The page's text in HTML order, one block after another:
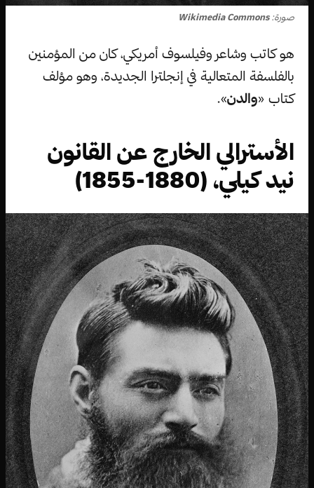
صورة:Wikimedia Commons
هو كاتب وشاعر وفيلسوف أمريكي، كان من المؤمنين
بالفلسفة المتعالية في إنجلترا الجديدة، وهو مؤلف
كتاب «والدن».
الأسترالي الخارج عن القانون
نيد كيلي، (1880-1855)